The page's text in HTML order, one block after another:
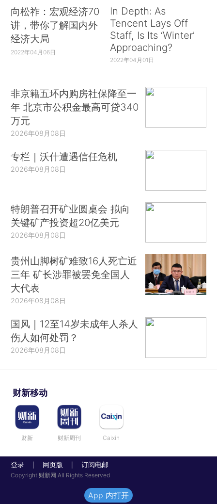
向松祚：宏观经济70
讲，带你了解国内外
经济大局
2022年04月06日
In Depth: As
Tencent Lays Off
Staff, Is Its ‘Winter’
Approaching?
2022年04月01日
非京籍五环内购房社保降至一
年 北京市公积金最高可贷340
万元
2026年08月08日
专栏｜沃什遭遇信任危机
2026年08月08日
特朗普召开矿业圆桌会 拟向
关键矿产投资超20亿美元
2026年08月08日
贵州山脚树矿难致16人死亡近
三年 矿长涉罪被罢免全国人
大代表
2026年08月08日
国风｜12至14岁未成年人杀人
伤人如何处罚？
2026年08月08日
财新移动
财新 财新周刊 Caixin
登录 网页版 订阅电邮
Copyright 财新网 All Rights Reserved
App 内打开